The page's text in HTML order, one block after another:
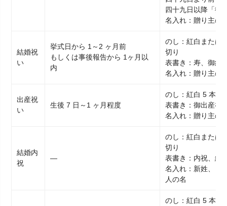
四十九日以降「御
名入れ：贈り主の
結婚祝
い
挙式日から 1～2 ヶ月前
もしくは事後報告から 1ヶ月以
内
のし：紅白または
切り
表書き：寿、御結
名入れ：贈り主の
出産祝
い
生後 7 日～1 ヶ月程度
のし：紅白 5 本 蝶
表書き：御出産祝
名入れ：贈り主の
結婚内
祝
―
のし：紅白または
切り
表書き：内祝、結
名入れ：新姓、ま
人の名
のし：紅白 5 本 蝶